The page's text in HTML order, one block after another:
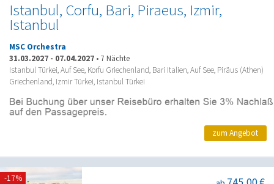
Istanbul, Corfu, Bari, Piraeus, Izmir,
Istanbul
MSC Orchestra
31.03.2027 - 07.04.2027 • 7 Nächte
Istanbul Türkei, Auf See, Korfu Griechenland, Bari Italien, Auf See, Piräus (Athen)
Griechenland, Izmir Türkei, Istanbul Türkei
zum Angebot
-17%